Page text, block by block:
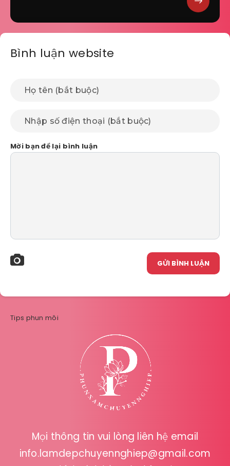
Bình luận website
Mời bạn để lại bình luận
GỬI BÌNH LUẬN
Tips phun môi
Mọi thông tin vui lòng liên hệ email
info.lamdepchuyennghiep@gmail.com